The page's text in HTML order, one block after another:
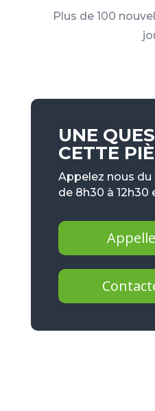
Plus de 100
UNE
CETTE
Appelez nous du
de 8h30 à 12h30